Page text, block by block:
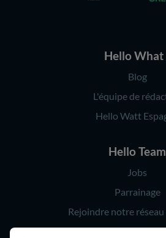
Hello What
Blog
L'équipe de
Hello Watt
Hello Team
Jobs
Parrainage
Rejoindre notre